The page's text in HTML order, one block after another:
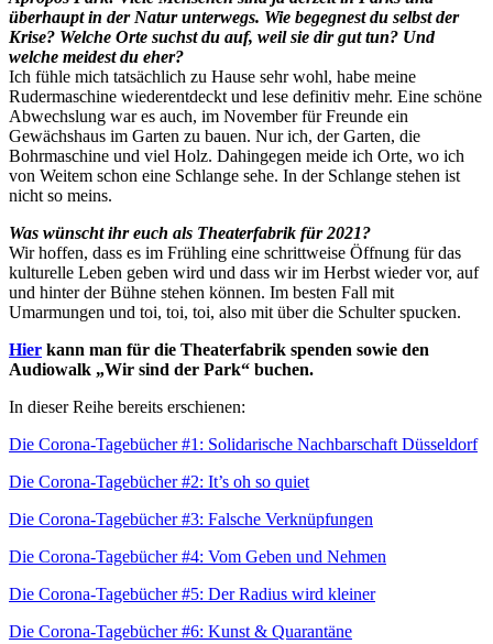
überhaupt in der Natur unterwegs. Wie begegnest du selbst der
Krise? Welche Orte suchst du auf, weil sie dir gut tun? Und
welche meidest du eher?
Ich fühle mich tatsächlich zu Hause sehr wohl, habe meine
Rudermaschine wiederentdeckt und lese definitiv mehr. Eine schöne
Abwechslung war es auch, im November für Freunde ein
Gewächshaus im Garten zu bauen. Nur ich, der Garten, die
Bohrmaschine und viel Holz. Dahingegen meide ich Orte, wo ich
von Weitem schon eine Schlange sehe. In der Schlange stehen ist
nicht so meins.
Was wünscht ihr euch als Theaterfabrik für 2021?
Wir hoffen, dass es im Frühling eine schrittweise Öffnung für das
kulturelle Leben geben wird und dass wir im Herbst wieder vor, auf
und hinter der Bühne stehen können. Im besten Fall mit
Umarmungen und toi, toi, toi, also mit über die Schulter spucken.
Hier kann man für die Theaterfabrik spenden sowie den
Audiowalk „Wir sind der Park“ buchen.
In dieser Reihe bereits erschienen:
Die Corona-Tagebücher #1: Solidarische Nachbarschaft Düsseldorf
Die Corona-Tagebücher #2: It’s oh so quiet
Die Corona-Tagebücher #3: Falsche Verknüpfungen
Die Corona-Tagebücher #4: Vom Geben und Nehmen
Die Corona-Tagebücher #5: Der Radius wird kleiner
Die Corona-Tagebücher #6: Kunst & Quarantäne